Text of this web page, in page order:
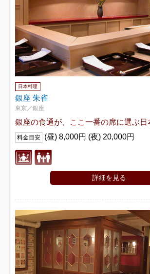
日本料理
銀座 朱雀
東京／銀座
銀座の食通が、ここ一番の席に選ぶ日
料金目安 (昼) 8,000円 (夜) 20,000円
詳細を見る